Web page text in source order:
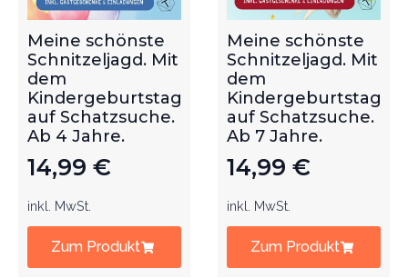
Meine schönste
Schnitzeljagd. Mit
dem
Kindergeburtstag
auf Schatzsuche.
Ab 4 Jahre.
14,99 €
inkl. MwSt.
Zum Produkt
Meine schönste
Schnitzeljagd. Mit
dem
Kindergeburtstag
auf Schatzsuche.
Ab 7 Jahre.
14,99 €
inkl. MwSt.
Zum Produkt